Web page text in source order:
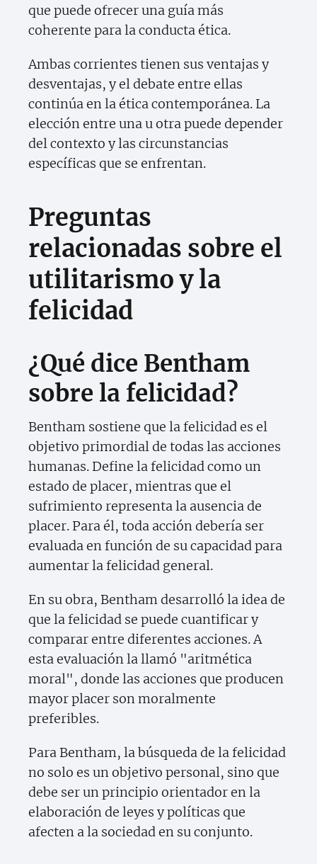
que puede ofrecer una guía más
coherente para la conducta ética.
Ambas corrientes tienen sus ventajas y
desventajas, y el debate entre ellas
continúa en la ética contemporánea. La
elección entre una u otra puede depender
del contexto y las circunstancias
específicas que se enfrentan.
Preguntas
relacionadas sobre el
utilitarismo y la
felicidad
¿Qué dice Bentham
sobre la felicidad?
Bentham sostiene que la felicidad es el
objetivo primordial de todas las acciones
humanas. Define la felicidad como un
estado de placer, mientras que el
sufrimiento representa la ausencia de
placer. Para él, toda acción debería ser
evaluada en función de su capacidad para
aumentar la felicidad general.
En su obra, Bentham desarrolló la idea de
que la felicidad se puede cuantificar y
comparar entre diferentes acciones. A
esta evaluación la llamó "aritmética
moral", donde las acciones que producen
mayor placer son moralmente
preferibles.
Para Bentham, la búsqueda de la felicidad
no solo es un objetivo personal, sino que
debe ser un principio orientador en la
elaboración de leyes y políticas que
afecten a la sociedad en su conjunto.